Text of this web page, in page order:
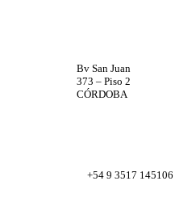
Bv San Juan
373 – Piso 2
CÓRDOBA
+54 9 3517 145106